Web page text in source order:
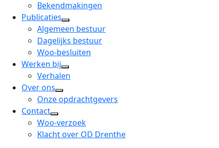
dropdown
menu
Bekendmakingen
Publicaties
open
dropdown
menu
Algemeen bestuur
Dagelijks bestuur
Woo-besluiten
Werken bij
open
menu
Verhalen
Over ons
open
dropdown
menu
Onze opdrachtgevers
Contact
open
dropdown
Woo-verzoek
Klacht over OD Drenthe